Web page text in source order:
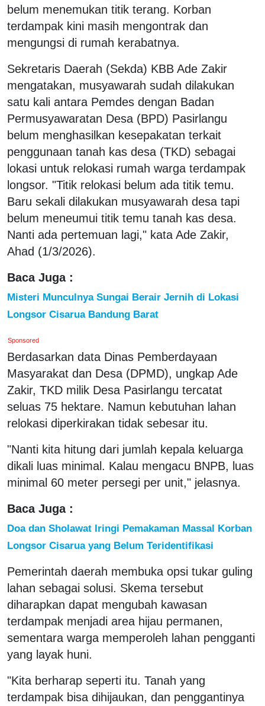
belum menemukan titik terang. Korban
terdampak kini masih mengontrak dan
mengungsi di rumah kerabatnya.
Sekretaris Daerah (Sekda) KBB Ade Zakir
mengatakan, musyawarah sudah dilakukan
satu kali antara Pemdes dengan Badan
Permusyawaratan Desa (BPD) Pasirlangu
belum menghasilkan kesepakatan terkait
penggunaan tanah kas desa (TKD) sebagai
lokasi untuk relokasi rumah warga terdampak
longsor. "Titik relokasi belum ada titik temu.
Baru sekali dilakukan musyawarah desa tapi
belum meneumui titik temu tanah kas desa.
Nanti ada pertemuan lagi," kata Ade Zakir,
Ahad (1/3/2026).
Baca Juga :
Misteri Munculnya Sungai Berair Jernih di Lokasi
Longsor Cisarua Bandung Barat
Sponsored
Berdasarkan data Dinas Pemberdayaan
Masyarakat dan Desa (DPMD), ungkap Ade
Zakir, TKD milik Desa Pasirlangu tercatat
seluas 75 hektare. Namun kebutuhan lahan
relokasi diperkirakan tidak sebesar itu.
"Nanti kita hitung dari jumlah kepala keluarga
dikali luas minimal. Kalau mengacu BNPB, luas
minimal 60 meter persegi per unit," jelasnya.
Baca Juga :
Doa dan Sholawat Iringi Pemakaman Massal Korban
Longsor Cisarua yang Belum Teridentifikasi
Pemerintah daerah membuka opsi tukar guling
lahan sebagai solusi. Skema tersebut
diharapkan dapat mengubah kawasan
terdampak menjadi area hijau permanen,
sementara warga memperoleh lahan pengganti
yang layak huni.
"Kita berharap seperti itu. Tanah yang
terdampak bisa dihijaukan, dan penggantinya